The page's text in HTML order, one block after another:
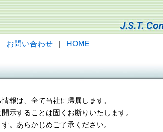
お問い合わせ HOME
報は、全て当社に帰属します。
示することは固くお断りいたします。
。あらかじめご了承ください。